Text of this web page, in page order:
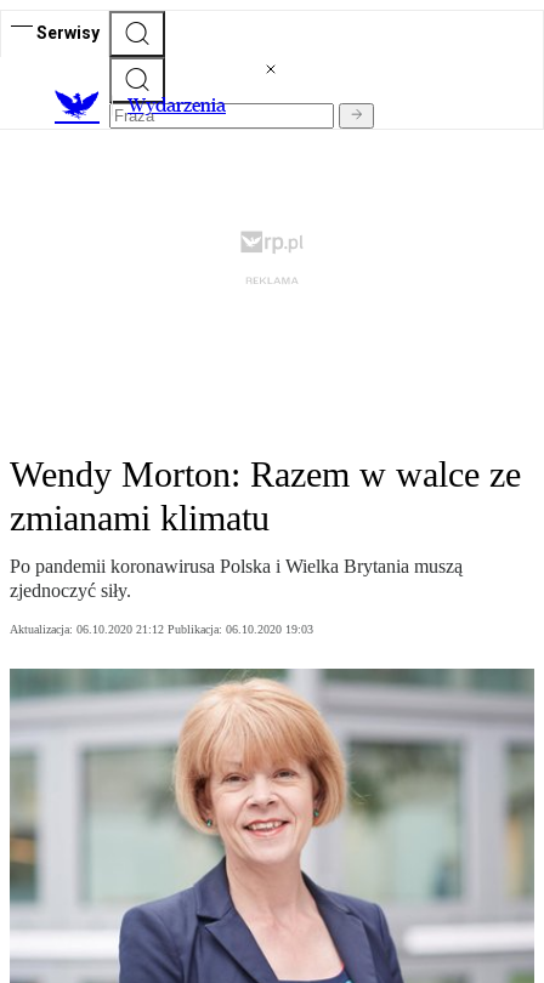
Serwisy
Wydarzenia
Wendy Morton: Razem w walce ze
zmianami klimatu
Po pandemii koronawirusa Polska i Wielka Brytania muszą
zjednoczyć siły.
Aktualizacja: 06.10.2020 21:12 Publikacja: 06.10.2020 19:03